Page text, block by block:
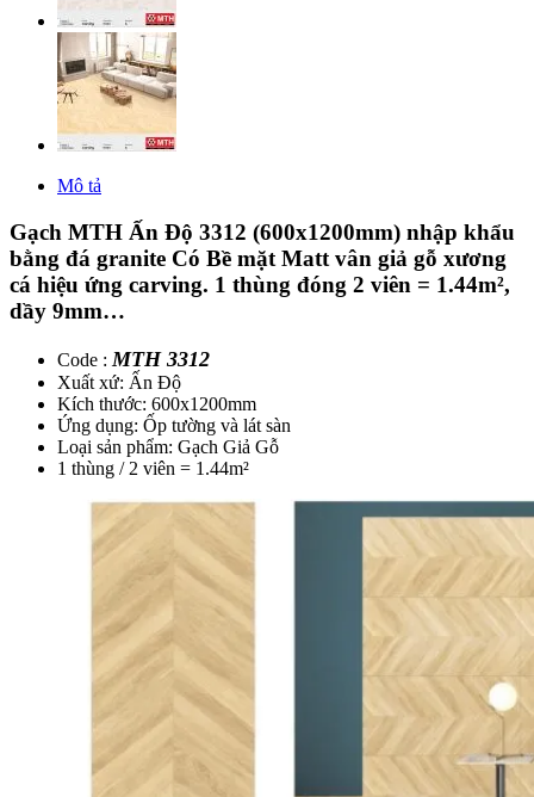
Mô tả
Gạch MTH Ấn Độ 3312 (600x1200mm) nhập khẩu
bằng đá granite Có Bề mặt Matt vân giả gỗ xương
cá hiệu ứng carving. 1 thùng đóng 2 viên = 1.44m²,
dầy 9mm…
Code : MTH 3312
Xuất xứ: Ấn Độ
Kích thước: 600x1200mm
Ứng dụng: Ốp tường và lát sàn
Loại sản phẩm: Gạch Giả Gỗ
1 thùng / 2 viên = 1.44m²